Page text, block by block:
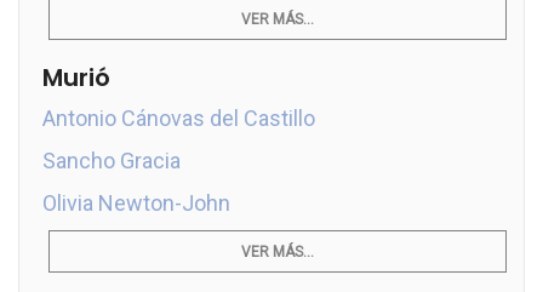
VER MÁS...
Murió
Antonio Cánovas del Castillo
Sancho Gracia
Olivia Newton-John
VER MÁS...